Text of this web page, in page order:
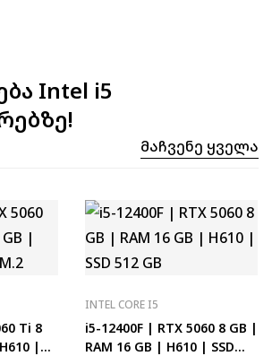
Intel i5
Მაჩვენე Ყველა
Ti 8
|
INTEL CORE I5
i5-12400F | RTX 5060 8 GB |
RAM 16 GB | H610 | SSD